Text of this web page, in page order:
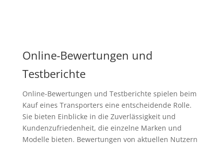
Online-Bewertungen und
Testberichte
Online-Bewertungen und Testberichte spielen beim
Kauf eines Transporters eine entscheidende Rolle.
Sie bieten Einblicke in die Zuverlässigkeit und
Kundenzufriedenheit, die einzelne Marken und
Modelle bieten. Bewertungen von aktuellen Nutzern